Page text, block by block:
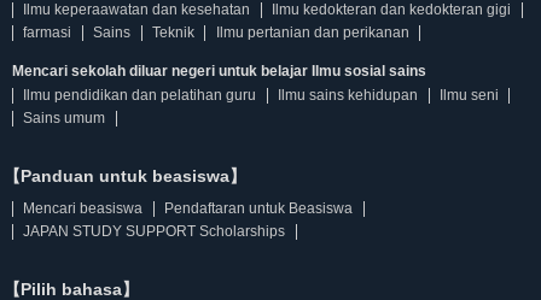
Ilmu keperaawatan dan kesehatan
Ilmu kedokteran dan kedokteran gigi
farmasi
Sains Teknik Ilmu pertanian dan perikanan
Mencari sekolah diluar negeri untuk belajar Ilmu sosial sains
Ilmu pendidikan dan pelatihan guru
Ilmu sains kehidupan
Ilmu seni
Sains umum
【Panduan untuk beasiswa】
Mencari beasiswa
Pendaftaran untuk Beasiswa
JAPAN STUDY SUPPORT Scholarships
【Pilih bahasa】